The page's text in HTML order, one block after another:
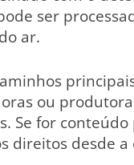
ser
ar.
ou
Se for conteúdo
direitos desde a